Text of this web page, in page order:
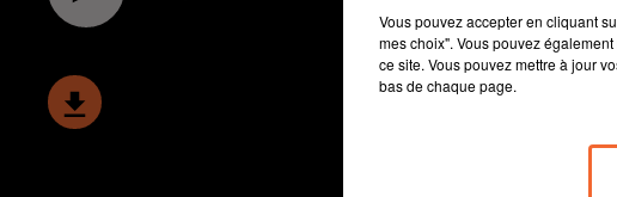
Vous pouvez accepter en cliquant
mes choix". Vous pouvez
ce site. Vous pouvez mettre à jour
bas de chaque page.